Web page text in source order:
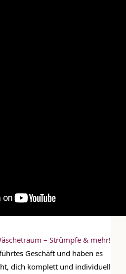
– Strümpfe & mehr!
Geschäft und haben es
dich komplett und individuell